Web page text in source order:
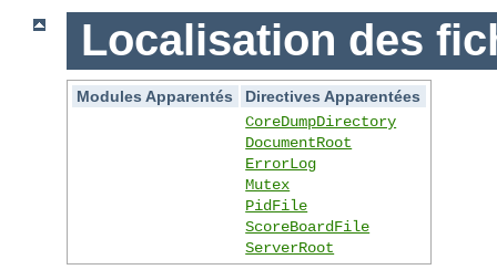
Localisation des
Modules Apparentés
Directives Apparentées
CoreDumpDirectory
DocumentRoot
ErrorLog
Mutex
PidFile
ScoreBoardFile
ServerRoot